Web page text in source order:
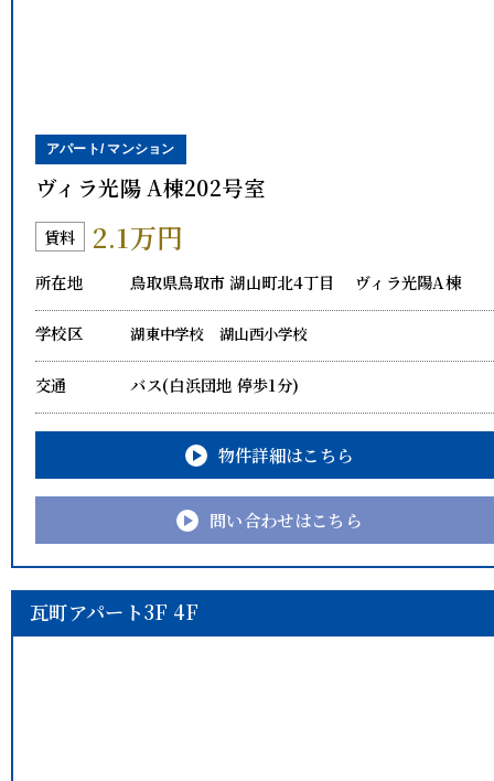
アパート/ マンション
ヴィラ光陽 A棟202号室
賃料 2.1万円
所在地 鳥取県鳥取市 湖山町北4丁目 ヴィラ光陽A棟
学校区 湖東中学校 湖山西小学校
交通 バス(白浜団地 停歩1分)
物件詳細はこちら
問い合わせはこちら
瓦町アパート3F 4F